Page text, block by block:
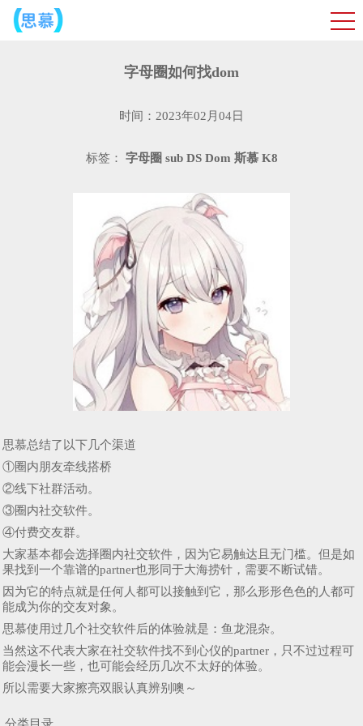
字母圈如何找dom
时间：2023年02月04日
标签： 字母圈 sub DS Dom 斯慕 K8
思慕总结了以下几个渠道
①圈内朋友牵线搭桥
②线下社群活动。
③圈内社交软件。
④付费交友群。
大家基本都会选择圈内社交软件，因为它易触达且无门槛。但是如
果找到一个靠谱的partner也形同于大海捞针，需要不断试错。
因为它的特点就是任何人都可以接触到它，那么形形色色的人都可
能成为你的交友对象。
思慕使用过几个社交软件后的体验就是：鱼龙混杂。
当然这不代表大家在社交软件找不到心仪的partner，只不过过程可
能会漫长一些，也可能会经历几次不太好的体验。
所以需要大家擦亮双眼认真辨别噢～
分类目录